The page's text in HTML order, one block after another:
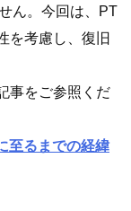
ん。今回は、PT
を考慮し、復旧
事をご参照くだ
至るまでの経緯